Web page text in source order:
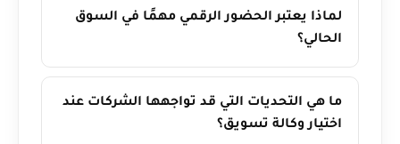
لماذا يعتبر الحضور الرقمي مهمًا في السوق
الحالي؟
ما هي التحديات التي قد تواجهها الشركات عند
اختيار وكالة تسويق؟